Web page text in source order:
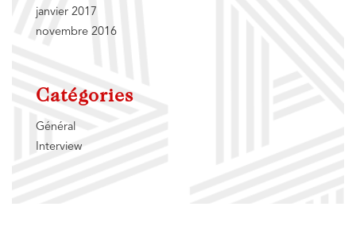
janvier 2017
novembre 2016
Catégories
Général
Interview